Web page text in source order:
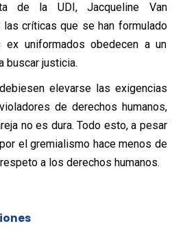
de la UDI, Jacqueline Van
las críticas que se han formulado
uniformados obedecen a un
buscar justicia.
elevarse las exigencias
de derechos humanos,
no es dura. Todo esto, a pesar
el gremialismo hace menos de
a los derechos humanos.